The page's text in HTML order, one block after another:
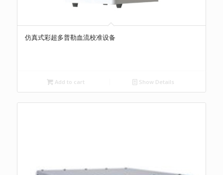
仿真式彩超多普勒血流校准设备
Add to cart Show Details